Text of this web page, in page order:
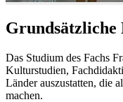
Grundsätzliche
Das Studium des Fachs
Kulturstudien,
Länder auszustatten, die
machen.